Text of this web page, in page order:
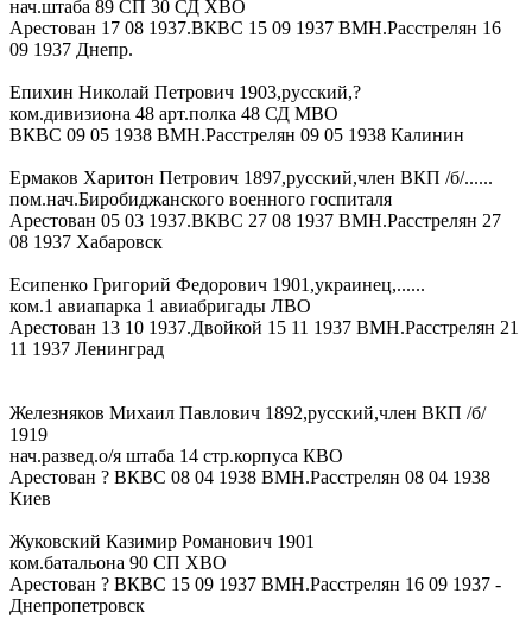
нач.штаба 89 СП 30 СД ХВО
Арестован 17 08 1937.ВКВС 15 09 1937 ВМН.Расстрелян 16
09 1937 Днепр.
Епихин Николай Петрович 1903,русский,?
ком.дивизиона 48 арт.полка 48 СД МВО
ВКВС 09 05 1938 ВМН.Расстрелян 09 05 1938 Калинин
Ермаков Харитон Петрович 1897,русский,член ВКП /б/......
пом.нач.Биробиджанского военного госпиталя
Арестован 05 03 1937.ВКВС 27 08 1937 ВМН.Расстрелян 27
08 1937 Хабаровск
Есипенко Григорий Федорович 1901,украинец,......
ком.1 авиапарка 1 авиабригады ЛВО
Арестован 13 10 1937.Двойкой 15 11 1937 ВМН.Расстрелян 21
11 1937 Ленинград
Железняков Михаил Павлович 1892,русский,член ВКП /б/
1919
нач.развед.о/я штаба 14 стр.корпуса КВО
Арестован ? ВКВС 08 04 1938 ВМН.Расстрелян 08 04 1938
Киев
Жуковский Казимир Романович 1901
ком.батальона 90 СП ХВО
Арестован ? ВКВС 15 09 1937 ВМН.Расстрелян 16 09 1937 -
Днепропетровск